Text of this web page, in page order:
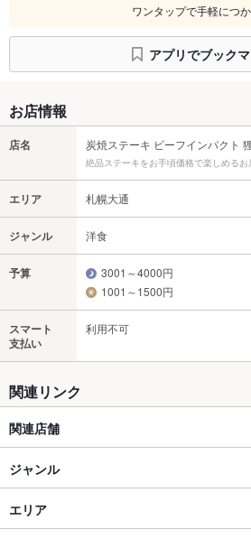
ワンタップで手軽につ
アプリでブック
お店情報
店名 炭焼ステーキ ビーフインパクト
絶品ステーキをお手頃価格で楽しめる
エリア 札幌大通
ジャンル 洋食
予算
3001～4000円
1001～1500円
スマート
支払い
利用不可
関連リンク
関連店舗
ビーフインパクト
ジャンル
洋食
エリア